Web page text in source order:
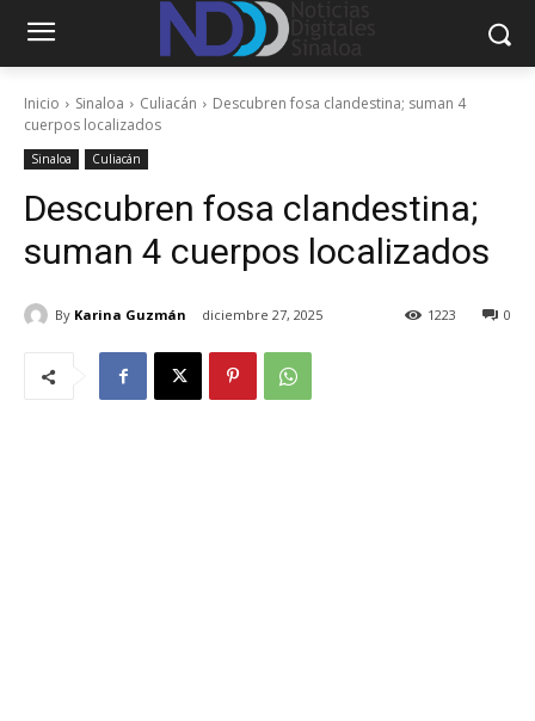
Inicio Sinaloa Culiacán
Descubren fosa clandestina; suman 4
cuerpos localizados
Sinaloa Culiacán
Descubren fosa clandestina;
suman 4 cuerpos localizados
By Karina Guzmán diciembre 27, 2025 0
1223